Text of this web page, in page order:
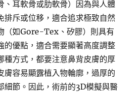
、耳軟骨或肋軟骨）因為與人體
排斥或位移，適合追求極致自然
（如Gore-Tex、矽膠）則具有
的優點，適合需要顯著高度調整
種方式，都要注意鼻背皮膚的厚
膚容易顯露植入物輪廓，過厚的
細節。因此，術前的3D模擬與醫